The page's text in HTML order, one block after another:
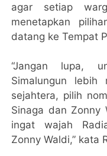
agar setiap
menetapkan
datang ke Tempat
“Jangan lupa,
Simalungun
sejahtera, pilih
Sinaga dan Zonny
ingat wajah
Zonny Waldi,” kata